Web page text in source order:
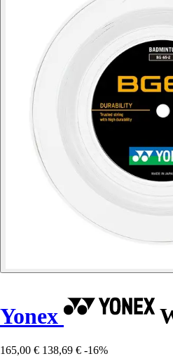
Yonex
165,00 € 138,69 € -16%